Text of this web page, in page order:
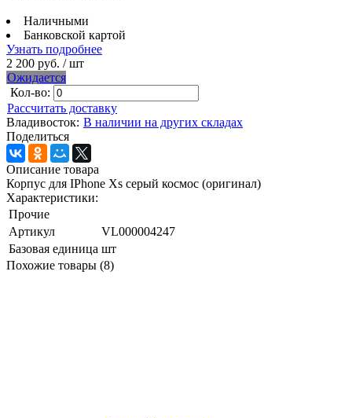
Наличными
Банковской картой
Узнать подробнее
2 200 руб. / шт
Ожидается
Кол-во:
Рассчитать доставку
Владивосток: В наличии на других складах
Поделиться
Описание товара
Корпус для IPhone Xs серый космос (оригинал)
Характеристики:
Прочие
Артикул
VL000004247
Базовая единица шт
Похожие товары (8)